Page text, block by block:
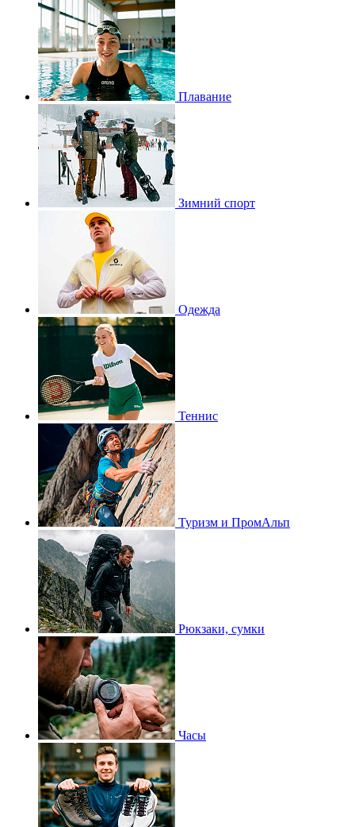
Плавание
Зимний спорт
Одежда
Теннис
Туризм и ПромАльп
Рюкзаки, сумки
Часы